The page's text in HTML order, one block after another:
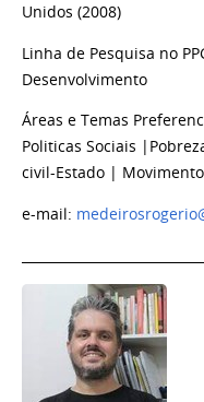
Unidos (2008)
Linha de Pesquisa no
Desenvolvimento
Áreas e Temas
Politicas Sociais
civil-Estado
|
e-mail: